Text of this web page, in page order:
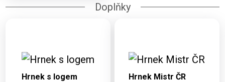
Doplňky
Dostupné varianty:
Hrnek s logem
Dostupné varianty:
Hrnek Mistr ČR